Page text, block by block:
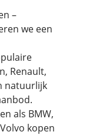
–
we een
Renault,
natuurlijk
als BMW,
kopen